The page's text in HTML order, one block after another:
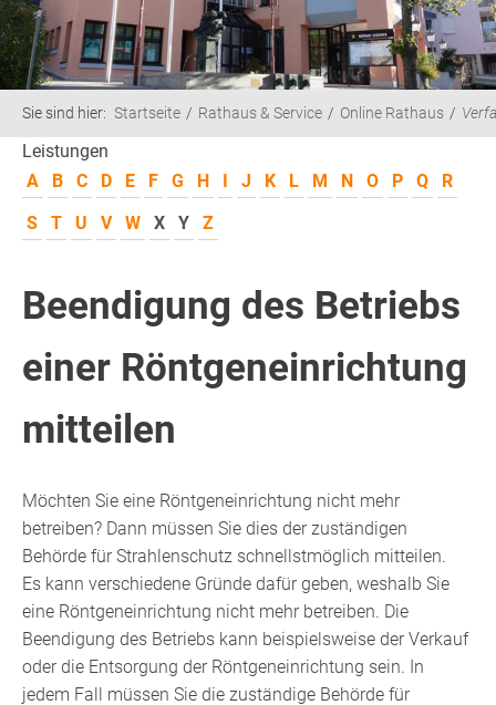
Sie sind hier: Startseite Rathaus & Service Online Rathaus
Leistungen
A
B C D E F G H I J K L M N O P Q
R
S
T U V W X Y Z
Beendigung des Betriebs
einer Röntgeneinrichtung
mitteilen
Möchten Sie eine Röntgeneinrichtung nicht mehr
betreiben? Dann müssen Sie dies der zuständigen
Behörde für Strahlenschutz schnellstmöglich mitteilen.
Es kann verschiedene Gründe dafür geben, weshalb Sie
eine Röntgeneinrichtung nicht mehr betreiben. Die
Beendigung des Betriebs kann beispielsweise der Verkauf
oder die Entsorgung der Röntgeneinrichtung sein. In
jedem Fall müssen Sie die zuständige Behörde für